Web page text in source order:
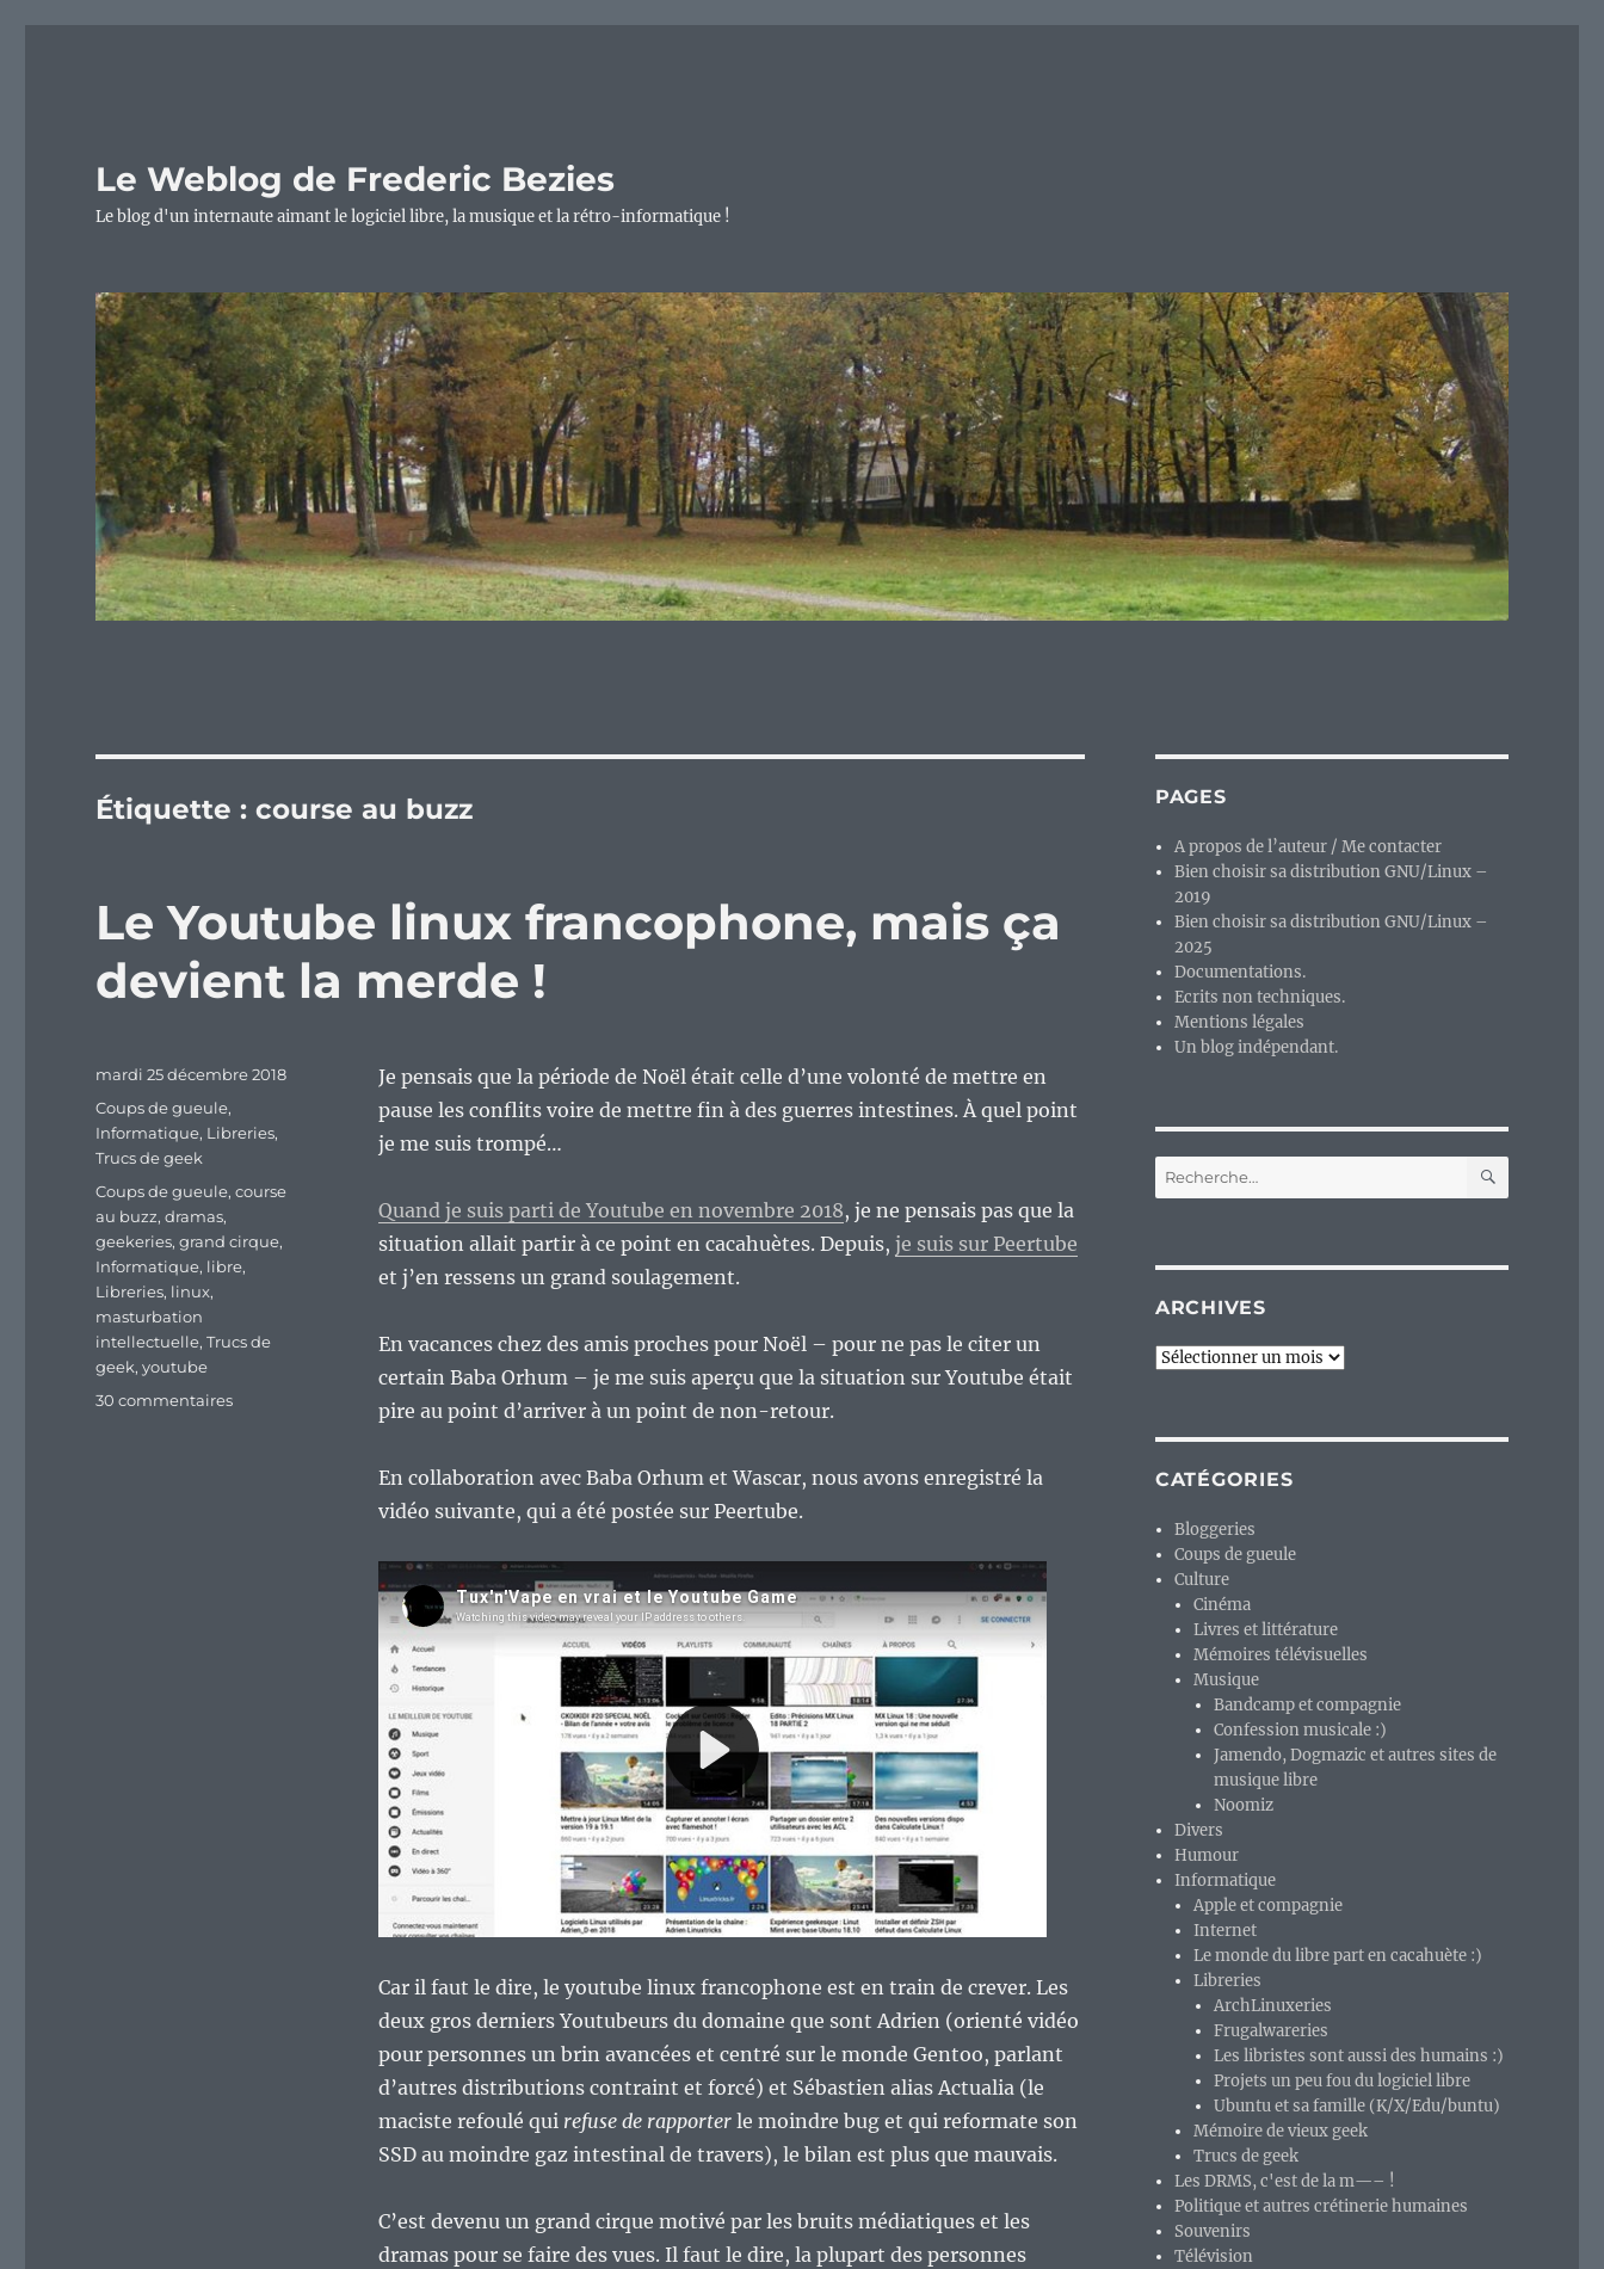
Le Weblog de Frederic Bezies
Le blog d'un internaute aimant le logiciel libre, la musique et la rétro-informatique !
Étiquette :course au buzz
Le Youtube linux francophone, mais ça
devient la merde !
Je pensais que la période de Noël était celle d’une volonté de mettre en
pause les conflits voire de mettre fin à des guerres intestines. À quel point
je me suis trompé…
Quand je suis parti de Youtube en novembre 2018, je ne pensais pas que la
situation allait partir à ce point en cacahuètes. Depuis, je suis sur Peertube
et j’en ressens un grand soulagement.
En vacances chez des amis proches pour Noël – pour ne pas le citer un
certain Baba Orhum – je me suis aperçu que la situation sur Youtube était
pire au point d’arriver à un point de non-retour.
En collaboration avec Baba Orhum et Wascar, nous avons enregistré la
vidéo suivante, qui a été postée sur Peertube.
Car il faut le dire, le youtube linux francophone est en train de crever. Les
deux gros derniers Youtubeurs du domaine que sont Adrien (orienté vidéo
pour personnes un brin avancées et centré sur le monde Gentoo, parlant
d’autres distributions contraint et forcé) et Sébastien alias Actualia (le
maciste refoulé qui refuse de rapporterle moindre bug et qui reformate son
SSD au moindre gaz intestinal de travers), le bilan est plus que mauvais.
C’est devenu un grand cirque motivé par les bruits médiatiques et les
dramas pour se faire des vues. Il faut le dire, la plupart des personnes
Publié
mardi 25 décembre 2018
Catégories
Coups de gueule,
Informatique, Libreries,
Trucs de geek
Étiquettes
Coups de gueule,course
au buzz,dramas,
geekeries,grand cirque,
Informatique, libre,
Libreries, linux,
masturbation
intellectuelle,Trucs de
geek,youtube
30 commentairessur
PAGES
A propos de l’auteur / Me contacter
Bien choisir sa distribution GNU/Linux –
2019
Bien choisir sa distribution GNU/Linux –
2025
Documentations.
Ecrits non techniques.
Mentions légales
Un blog indépendant.
Recherche
pour :
ARCHIVES
Archives
CATÉGORIES
Bloggeries
Coups de gueule
Culture
Cinéma
Livres et littérature
Mémoires télévisuelles
Musique
Bandcamp et compagnie
Confession musicale :)
Jamendo, Dogmazic et autres sites de
musique libre
Noomiz
Divers
Humour
Informatique
Apple et compagnie
Internet
Le monde du libre part en cacahuète :)
Libreries
ArchLinuxeries
Frugalwareries
Les libristes sont aussi des humains :)
Projets un peu fou du logiciel libre
Ubuntu et sa famille (K/X/Edu/buntu)
Mémoire de vieux geek
Trucs de geek
Les DRMS, c'est de la m—– !
Politique et autres crétinerie humaines
Souvenirs
Télévision